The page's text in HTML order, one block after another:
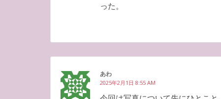
った。
あわ
2025年2月1日 8:55 AM